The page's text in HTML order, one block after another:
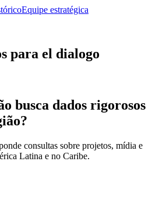
Equipe estratégica
para el dialogo
busca dados rigorosos
consultas sobre projetos, mídia e
Latina e no Caribe.